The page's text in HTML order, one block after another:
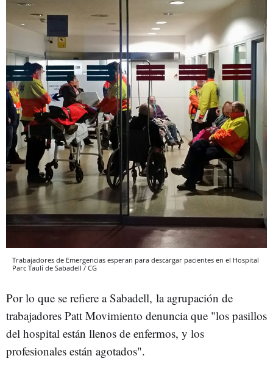
Trabajadores de Emergencias esperan para descargar pacientes en el Hospital
Parc Taulí de Sabadell / CG
Por lo que se refiere a Sabadell, la agrupación de
trabajadores Patt Movimiento denuncia que "los pasillos
del hospital están llenos de enfermos, y los
profesionales están agotados".